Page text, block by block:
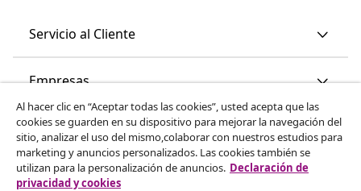
Servicio al Cliente
Empresas
vidaXL
Descubre mas
Al hacer clic en “Aceptar todas las cookies”, usted acepta que las
cookies se guarden en su dispositivo para mejorar la navegación del
sitio, analizar el uso del mismo,colaborar con nuestros estudios para
marketing y anuncios personalizados. Las cookies también se
utilizan para la personalización de anuncios. Declaración de
privacidad y cookies